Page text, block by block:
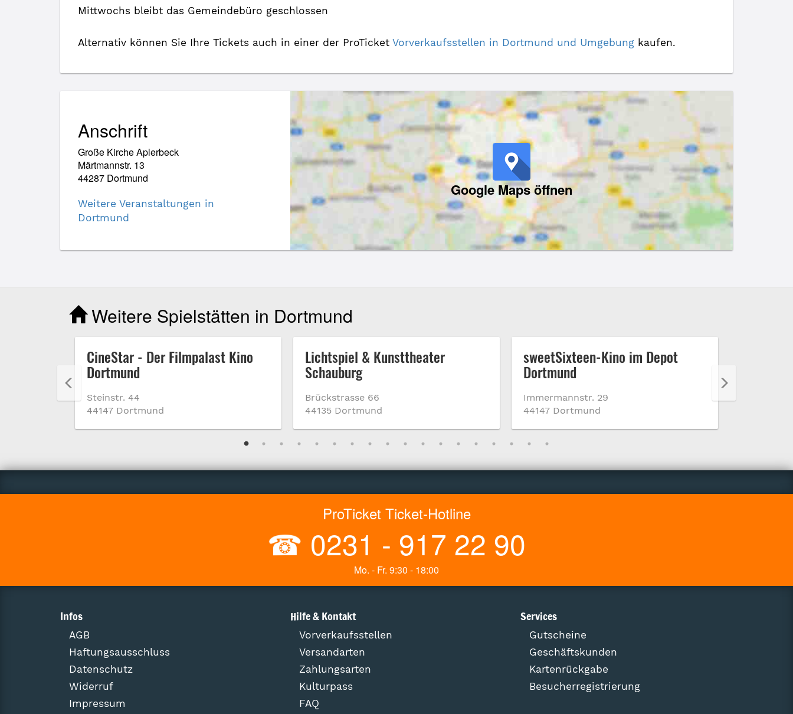
Mittwochs bleibt das Gemeindebüro geschlossen
Alternativ können Sie Ihre Tickets auch in einer der ProTicket Vorverkaufsstellen in Dortmund und Umgebung kaufen.
Anschrift
Große Kirche Aplerbeck
Märtmannstr. 13
44287 Dortmund
Weitere Veranstaltungen in
Dortmund
Google Maps öffnen
Weitere Spielstätten in Dortmund
CineStar - Der Filmpalast Kino
Dortmund
Steinstr. 44
44147 Dortmund
Lichtspiel & Kunsttheater
Schauburg
Brückstrasse 66
44135 Dortmund
sweetSixteen-Kino im Depot
Dortmund
Immermannstr. 29
44147 Dortmund
ProTicket Ticket-Hotline
☎ 0231 - 917 22 90
Mo. - Fr. 9:30 - 18:00
Infos
AGB
Haftungsausschluss
Datenschutz
Widerruf
Impressum
Hilfe & Kontakt
Vorverkaufsstellen
Versandarten
Zahlungsarten
Kulturpass
FAQ
Services
Gutscheine
Geschäftskunden
Kartenrückgabe
Besucherregistrierung